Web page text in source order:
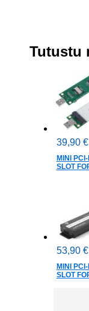
Tutustu
39,90 €
MINI
SLOT
53,90 €
MINI
SLOT